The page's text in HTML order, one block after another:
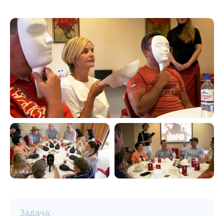
Задача: